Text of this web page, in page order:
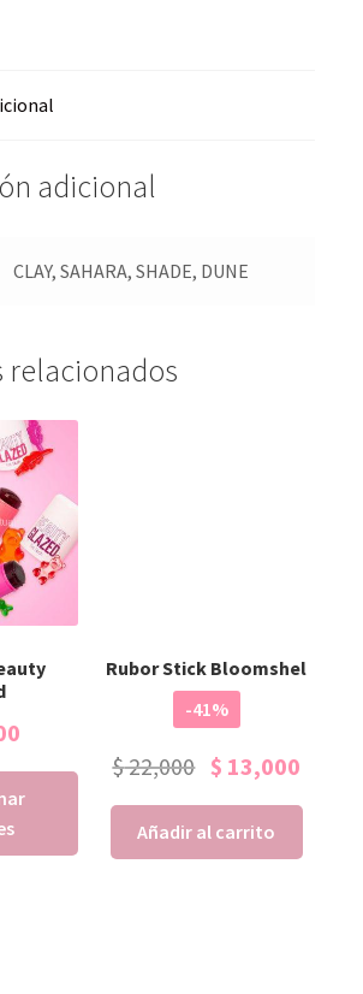
adicional
CLAY, SAHARA, SHADE, DUNE
relacionados
Rubor Stick Bloomshel
-41%
$22,000 $ 13,000
Añadir al carrito